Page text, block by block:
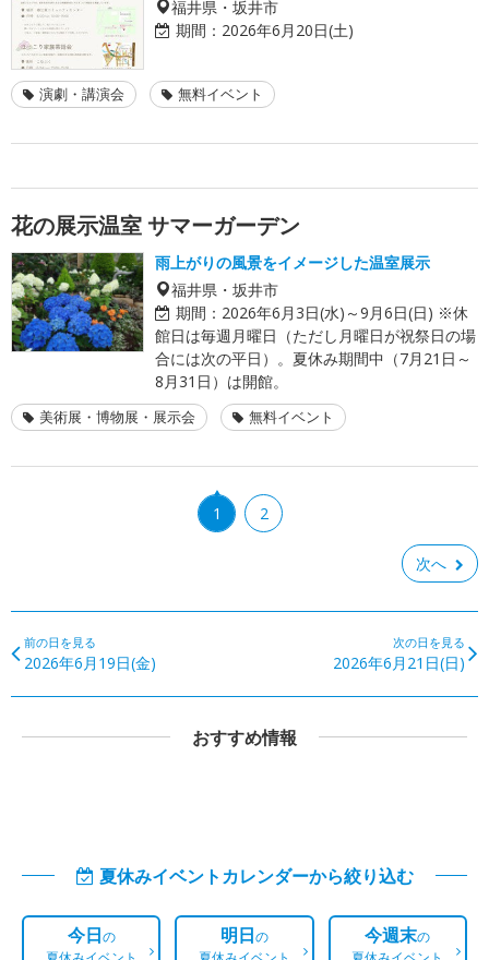
福井県・坂井市
期間： 2026年6月20日(土)
演劇・講演会 無料イベント
花の展示温室 サマーガーデン
雨上がりの風景をイメージした温室展示
福井県・坂井市
期間： 2026年6月3日(水)～9月6日(日) ※休
館日は毎週月曜日（ただし月曜日が祝祭日の場
合には次の平日）。夏休み期間中（7月21日～
8月31日）は開館。
美術展・博物展・展示会 無料イベント
1 2
次へ
前の日を見る
2026年6月19日(金)
次の日を見る
2026年6月21日(日)
おすすめ情報
夏休みイベントカレンダーから絞り込む
今日の
明日の
今週末の